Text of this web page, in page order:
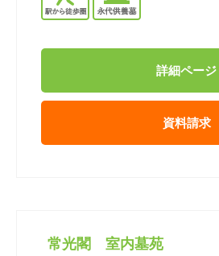
詳細ページ
資料請求
常光閣 室内墓苑